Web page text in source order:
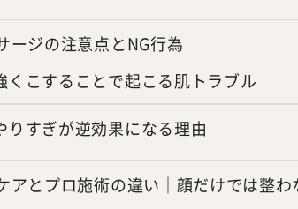
ージの注意点とNG行為
くこすることで起こる肌トラブル
りすぎが逆効果になる理由
アとプロ施術の違い｜顔だけでは整わ